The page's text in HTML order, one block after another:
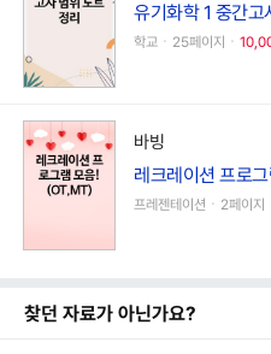
유기화학 1 중간고
학교ㆍ25페이지ㆍ
바빙
레크레이션 프로
프레젠테이션ㆍ2페이지
찾던 자료가 아닌가요?